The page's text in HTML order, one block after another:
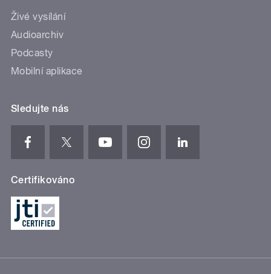
Živé vysílání
Audioarchiv
Podcasty
Mobilní aplikace
Sledujte nás
Certifikováno